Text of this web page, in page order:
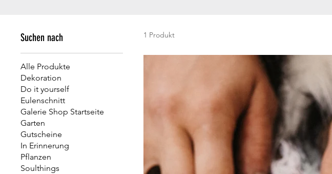
Suchen nach
Alle Produkte
Dekoration
Do it yourself
Eulenschnitt
Galerie Shop Startseite
Garten
Gutscheine
In Erinnerung
Pflanzen
Soulthings
1 Produkt